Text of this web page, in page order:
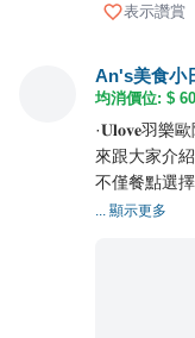
表示讚賞
An's美食小
均消價位: $
·𝐔𝐥𝐨𝐯𝐞羽樂
來跟大家介
不僅餐點選
... 顯示更多